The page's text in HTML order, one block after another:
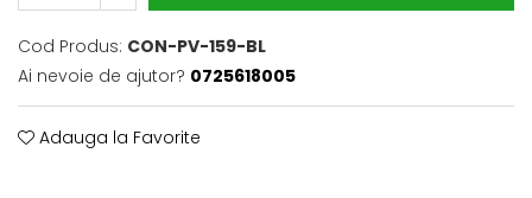
Cod Produs: CON-PV-159-BL
Ai nevoie de ajutor? 0725618005
Adauga la Favorite